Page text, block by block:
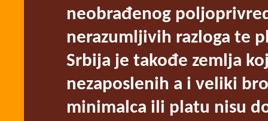
neobrađenog
nerazumljivih razloga te
Srbija je takođe zemlja
nezaposlenih a i veliki
minimalca ili platu nisu